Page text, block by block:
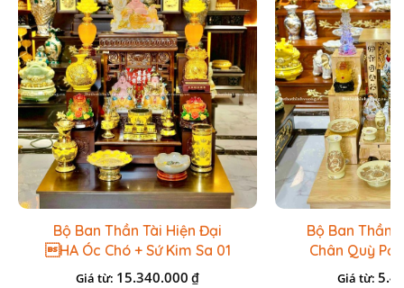
Bộ Ban Thần Tài Hiện Đại
HA Óc Chó + Sứ Kim Sa 01
Giá từ: 15.340.000 ₫
Bộ Ban Thần
Chân Quỳ
Giá từ: